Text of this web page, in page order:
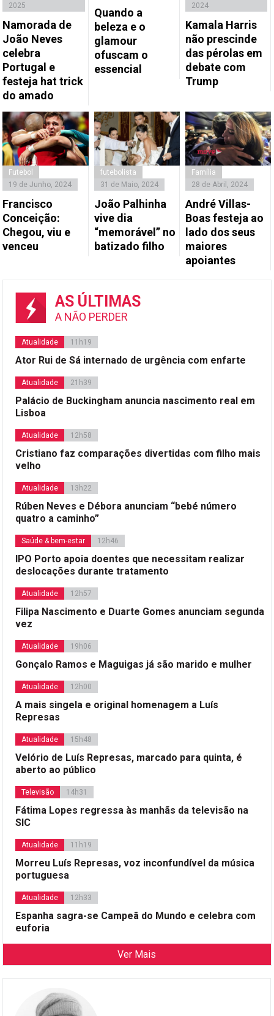
2025
Namorada de
João Neves
celebra
Portugal e
festeja hat trick
do amado
Quando a
beleza e o
glamour
ofuscam o
essencial
2024
Kamala Harris
não prescinde
das pérolas em
debate com
Trump
Futebol
19 de Junho, 2024
Francisco
Conceição:
Chegou, viu e
venceu
futebolista
31 de Maio, 2024
João Palhinha
vive dia
“memorável” no
batizado filho
Família
28 de Abril, 2024
André Villas-
Boas festeja ao
lado dos seus
maiores
apoiantes
AS ÚLTIMAS
A NÃO PERDER
Atualidade 11h19
Ator Rui de Sá internado de urgência com enfarte
Atualidade 21h39
Palácio de Buckingham anuncia nascimento real em
Lisboa
Atualidade 12h58
Cristiano faz comparações divertidas com filho mais
velho
Atualidade 13h22
Rúben Neves e Débora anunciam “bebé número
quatro a caminho”
Saúde & bem-estar 12h46
IPO Porto apoia doentes que necessitam realizar
deslocações durante tratamento
Atualidade 12h57
Filipa Nascimento e Duarte Gomes anunciam segunda
vez
Atualidade 19h06
Gonçalo Ramos e Maguigas já são marido e mulher
Atualidade 12h00
A mais singela e original homenagem a Luís
Represas
Atualidade 15h48
Velório de Luís Represas, marcado para quinta, é
aberto ao público
Televisão 14h31
Fátima Lopes regressa às manhãs da televisão na
SIC
Atualidade 11h19
Morreu Luís Represas, voz inconfundível da música
portuguesa
Atualidade 12h33
Espanha sagra-se Campeã do Mundo e celebra com
euforia
Ver Mais